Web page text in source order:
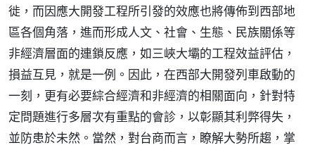
徙，而因應大開發工程所引發的效應也將傳佈到西部地
區各個角落，進而形成人文、社會、生態、民族關係等
非經濟層面的連鎖反應，如三峽大壩的工程效益評估，
損益互見，就是一例。因此，在西部大開發列車啟動的
一刻，更有必要綜合經濟和非經濟的相關面向，針對特
定問題進行多層次有重點的會診，以彰顯其利弊得失，
並防患於未然。當然，對台商而言，瞭解大勢所趨，掌